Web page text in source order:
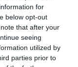
for
below opt-out
that after your
seeing
utilized by
parties prior to
food trucks
ελληνική και
hot dogs,